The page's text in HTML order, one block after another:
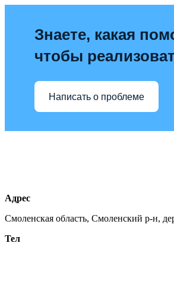
Знаете, какая
чтобы
Написать о проблеме
Адрес
Смоленская область, Смоленский р-н,
Тел